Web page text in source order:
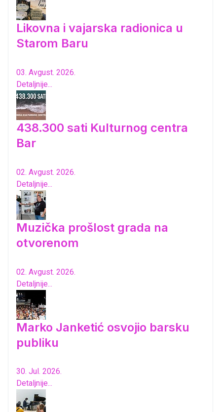
Likovna i vajarska radionica u
Starom Baru
03. Avgust. 2026.
Detaljnije...
438.300 sati Kulturnog centra
Bar
02. Avgust. 2026.
Detaljnije...
Muzička prošlost grada na
otvorenom
02. Avgust. 2026.
Detaljnije...
Marko Janketić osvojio barsku
publiku
30. Jul. 2026.
Detaljnije...